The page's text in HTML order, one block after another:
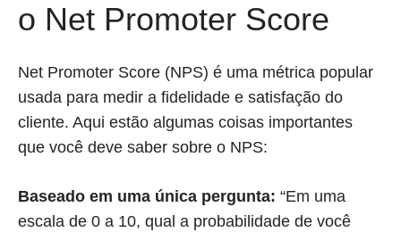
o Net Promoter Score
Net Promoter Score (NPS) é uma métrica popular
usada para medir a fidelidade e satisfação do
cliente. Aqui estão algumas coisas importantes
que você deve saber sobre o NPS:
Baseado em uma única pergunta: “Em uma
escala de 0 a 10, qual a probabilidade de você